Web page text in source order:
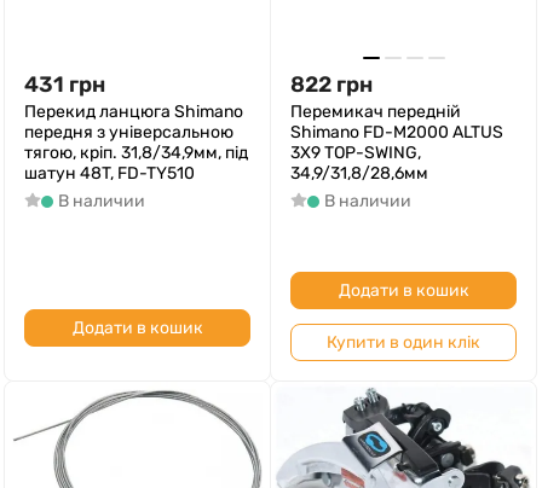
431 грн
Перекид ланцюга Shimano
передня з універсальною
тягою, кріп. 31,8/34,9мм, під
шатун 48T, FD-TY510
В наличии
Додати в кошик
822 грн
Перемикач передній
Shimano FD-M2000 ALTUS
3X9 TOP-SWING,
34,9/31,8/28,6мм
В наличии
Додати в кошик
Купити в один клік